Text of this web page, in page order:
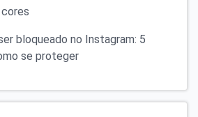
cores
bloqueado no Instagram: 5
se proteger